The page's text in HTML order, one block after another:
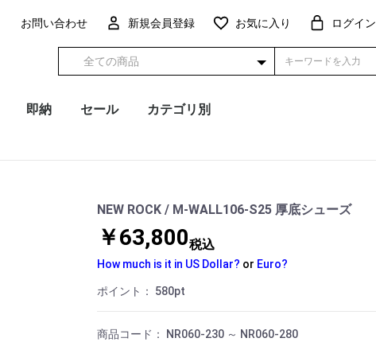
お問い合わせ 新規会員登録 お気に入り ログイン
即納 セール カテゴリ別
NEW ROCK / M-WALL106-S25 厚底シューズ
￥63,800税込
How much is it in US Dollar? or Euro?
ポイント： 580pt
商品コード： NR060-230 ～ NR060-280